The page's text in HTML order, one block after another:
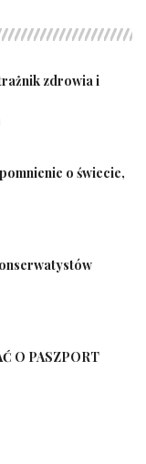
zdrowia i
o świecie,
O PASZPORT